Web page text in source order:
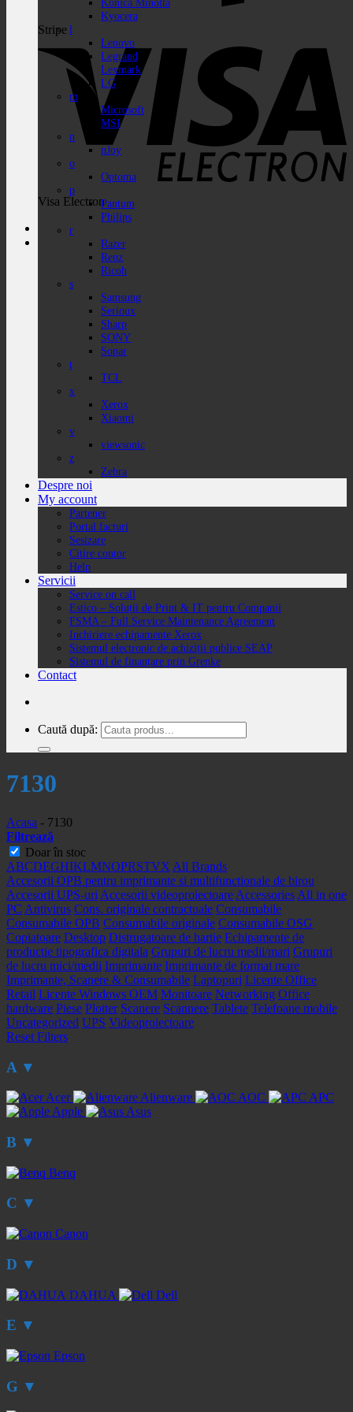
Stripe
Visa Electron
Kyocera
l
Lenovo
Legrand
Lexmark
LG
m
Microsoft
MSI
n
nJoy
o
Optoma
p
Pantum
Philips
r
Razer
Renz
Ricoh
s
Samsung
Serioux
Sharp
SONY
Sopar
t
TCL
x
Xerox
Xiaomi
v
viewsonic
z
Zebra
Despre noi
My account
Partener
Portal facturi
Sesizare
Citire contor
Help
Servicii
Service on call
Estico – Soluții de Print & IT pentru Companii
FSMA – Full Service Maintenance Agreement
Inchiriere echipamente Xerox
Sistemul electronic de achiziții publice SEAP
Sistemul de finanțare prin Grenke
Contact
Caută după:
7130
Acasa - 7130
Filtrează
Doar în stoc
ABCDEGHIKLMNOPRSTVX All Brands
Accesorii OPB pentru imprimante si multifunctionale de birou
Accesorii UPS-uri Accesorii videoproiectoare Accessories All in one
PC Antivirus Cons. originale contractuale Consumabile
Consumabile OPB Consumabile originale Consumabile OSG
Copiatoare Desktop Distrugatoare de hartie Echipamente de
productie tipografica digitala Grupuri de lucru medii/mari Grupuri
de lucru mici/medii Imprimante Imprimante de format mare
Imprimante, Scanere & Consumabile Laptopuri Licente Office
Retail Licente Windows OEM Monitoare Networking Office
hardware Piese Plotter Scanere Scannere Tablete Telefoane mobile
Uncategorized UPS Videoproiectoare
Reset Filters
A ▼
Acer Alienware AOC
APC
Apple
Asus
B ▼
Benq
C ▼
Canon
D ▼
DAHUA Dell
E ▼
Epson
G ▼